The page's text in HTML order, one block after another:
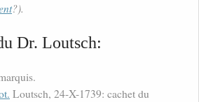
?).
Dr. Loutsch:
Loutsch, 24-X-1739: cachet du